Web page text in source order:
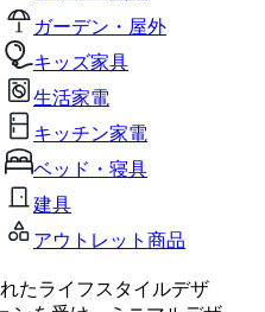
ガーデン・屋外
キッズ家具
生活家電
キッチン家電
ベッド・寝具
建具
アウトレット商品
たライフスタイルデザ